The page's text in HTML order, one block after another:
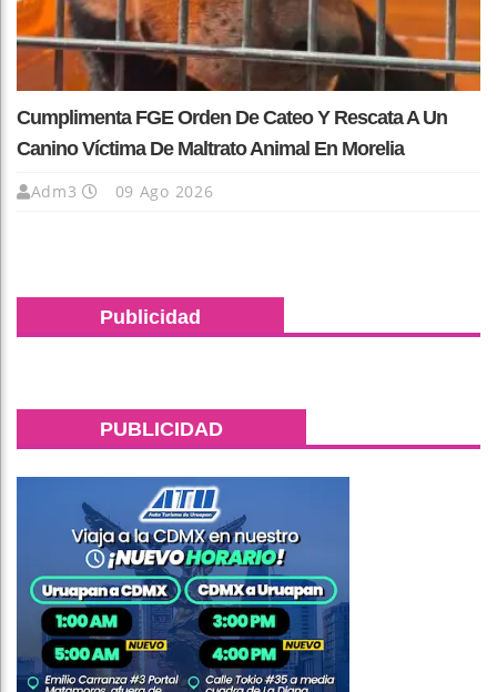
Cumplimenta FGE Orden De Cateo Y Rescata A Un
Canino Víctima De Maltrato Animal En Morelia
Adm3 09 Ago 2026
Publicidad
PUBLICIDAD